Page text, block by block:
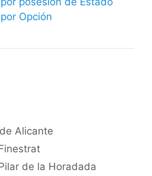
Opción
Alicante
de la Horadada